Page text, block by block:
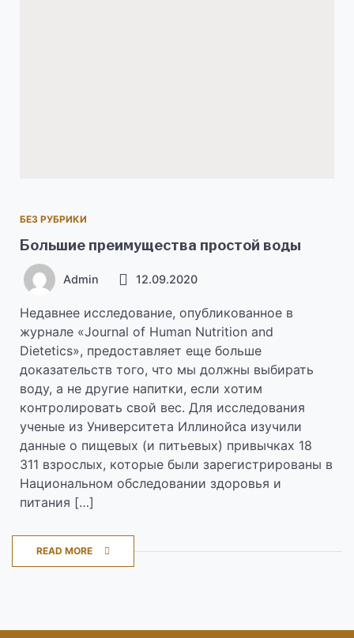
БЕЗ РУБРИКИ
Большие преимущества простой воды
Admin 12.09.2020
Недавнее исследование, опубликованное в
журнале «Journal of Human Nutrition and
Dietetics», предоставляет еще больше
доказательств того, что мы должны выбирать
воду, а не другие напитки, если хотим
контролировать свой вес. Для исследования
ученые из Университета Иллинойса изучили
данные о пищевых (и питьевых) привычках 18
311 взрослых, которые были зарегистрированы в
Национальном обследовании здоровья и
питания […]
READ MORE